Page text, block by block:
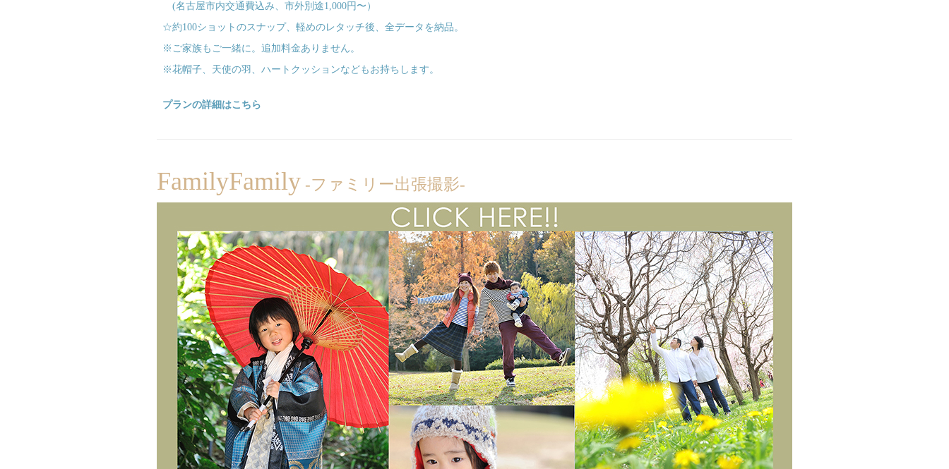
(名古屋市内交通費込み、市外別途1,000円〜）
☆約100ショットのスナップ、軽めのレタッチ後、全データを納品。
※ご家族もご一緒に。追加料金ありません。
※花帽子、天使の羽、ハートクッションなどもお持ちします。
プランの詳細はこちら
FamilyFamily -ファミリー出張撮影-